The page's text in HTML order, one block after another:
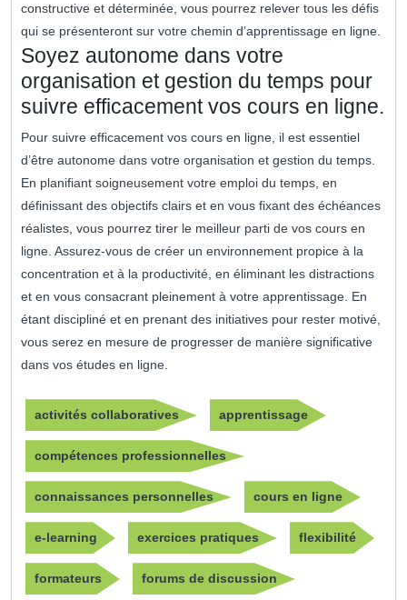
constructive et déterminée, vous pourrez relever tous les défis
qui se présenteront sur votre chemin d’apprentissage en ligne.
Soyez autonome dans votre
organisation et gestion du temps pour
suivre efficacement vos cours en ligne.
Pour suivre efficacement vos cours en ligne, il est essentiel
d’être autonome dans votre organisation et gestion du temps.
En planifiant soigneusement votre emploi du temps, en
définissant des objectifs clairs et en vous fixant des échéances
réalistes, vous pourrez tirer le meilleur parti de vos cours en
ligne. Assurez-vous de créer un environnement propice à la
concentration et à la productivité, en éliminant les distractions
et en vous consacrant pleinement à votre apprentissage. En
étant discipliné et en prenant des initiatives pour rester motivé,
vous serez en mesure de progresser de manière significative
dans vos études en ligne.
activités collaboratives apprentissage
compétences professionnelles
connaissances personnelles cours en ligne
e-learning exercices pratiques flexibilité
formateurs forums de discussion